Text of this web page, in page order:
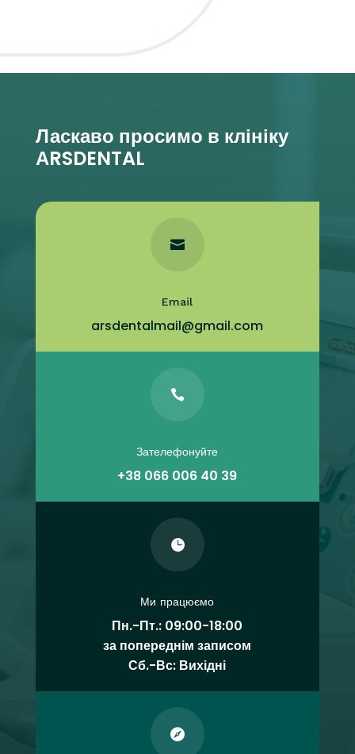
Ласкаво просимо в клініку
АRSDENTAL

Email
arsdentalmail@gmail.com

Зателефонуйте
+38 066 006 40 39

Ми працюємо
Пн.-Пт.: 09:00-18:00
за попереднім записом
Сб.-Вс: Вихідні
